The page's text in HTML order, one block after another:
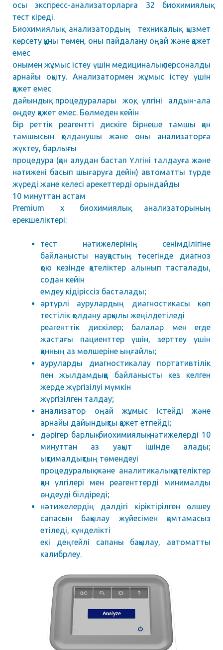
осы экспресс-анализаторларға 32 биохимиялық
тест кіреді.
Биохимиялық анализатордың техникалық қызмет
көрсету құны төмен, оны пайдалану оңай және қажет
емес
онымен жұмыс істеу үшін медициналық персоналды
арнайы оқыту. Анализатормен жұмыс істеу үшін
қажет емес
дайындық процедуралары жоқ, үлгіні алдын-ала
өңдеу қажет емес. Бөлмеден кейін
бір реттік реагентті дискіге бірнеше тамшы қан
тамшысын қолданушы және оны анализаторға
жүктеу, барлығы
процедура (қан алудан бастап Үлгіні талдауға және
нәтижені басып шығаруға дейін) автоматты түрде
жүреді және келесі әрекеттерді орындайды
10 минуттан астам
Premium x биохимиялық анализаторының
ерекшеліктері:
тест нәтижелерінің сенімділігіне
байланысты науқастың төсегінде диагноз
қою кезінде қателіктер алынып тасталады,
содан кейін
емдеу кідіріссіз басталады;
әртүрлі аурулардың диагностикасы көп
тестілік қолдану арқылы жеңілдетіледі
реагенттік дискілер; балалар мен егде
жастағы пациенттер үшін, зерттеу үшін
қанның аз мөлшеріне ыңғайлы;
ауруларды диагностикалау портативтілік
пен жылдамдыққа байланысты кез келген
жерде жүргізілуі мүмкін
жүргізілген талдау;
анализатор оңай жұмыс істейді және
арнайы дайындықты қажет етпейді;
дәрігер барлық биохимиялық нәтижелерді 10
минуттан аз уақыт ішінде алады;
ықтималдықтың төмендеуі
процедуралық және аналитикалық қателіктер
қан үлгілері мен реагенттерді минималды
өңдеуді білдіреді;
нәтижелердің дәлдігі кіріктірілген өлшеу
сапасын бақылау жүйесімен қамтамасыз
етіледі, күнделікті
екі деңгейлі сапаны бақылау, автоматты
калибрлеу.